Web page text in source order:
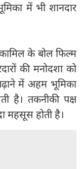
में भी शानदार
के बोल फिल्म
की मनोदशा को
में अहम भूमिका
है। तकनीकी पक्ष
महसूस होती है।